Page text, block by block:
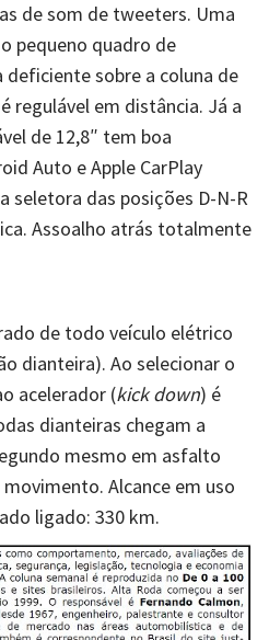
de som de tweeters. Uma
pequeno quadro de
sobre a coluna de
regulável em distância. Já a
de 12,8″ tem boa
Auto e Apple CarPlay
seletora das posições D-N-R
Assoalho atrás totalmente
de todo veículo elétrico
dianteira). Ao selecionar o
acelerador (kick down) é
dianteiras chegam a
mesmo em asfalto
Alcance em uso
ligado: 330 km.